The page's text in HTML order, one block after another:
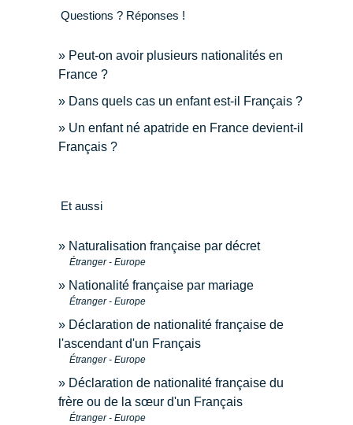
Questions ? Réponses !
Peut-on avoir plusieurs nationalités en
France ?
Dans quels cas un enfant est-il Français ?
Un enfant né apatride en France devient-il
Français ?
Et aussi
Naturalisation française par décret
Étranger - Europe
Nationalité française par mariage
Étranger - Europe
Déclaration de nationalité française de
l'ascendant d'un Français
Étranger - Europe
Déclaration de nationalité française du
frère ou de la sœur d'un Français
Étranger - Europe